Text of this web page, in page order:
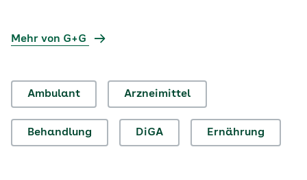
Mehr von G+G
Ambulant Arzneimittel
Behandlung DiGA Ernährung